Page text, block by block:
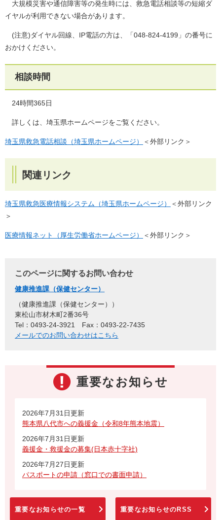
大規模災害や通信障害等の発生時には、救急電話相談等の短縮ダ
イヤルが利用できない場合があります。
(注意)ダイヤル回線、IP電話の方は、「048-824-4199」の番号に
おかけください。
相談時間
24時間365日
詳しくは、埼玉県ホームページをご覧ください。
埼玉県救急電話相談（埼玉県ホームページ） ＜外部リンク＞
関連リンク
埼玉県救急医療情報システム（埼玉県ホームページ）
＜外部リンク
＞
医療情報ネット（厚生労働省ホームページ） ＜外部リンク＞
このページに関するお問い合わせ
健康推進課（保健センター）
健康推進課（保健センター）
東松山市材木町2番36号
Tel：0493-24-3921
Fax：0493-22-7435
メールでのお問い合わせはこちら
重要なお知らせ
2026年7月31日更新
熊本県八代市への義援金（令和8年熊本地震）
2026年7月31日更新
義援金・救援金の募集(日本赤十字社)
2026年7月27日更新
パスポートの申請（窓口での書面申請）
重要なお知らせの一覧 重要なお知らせのRSS